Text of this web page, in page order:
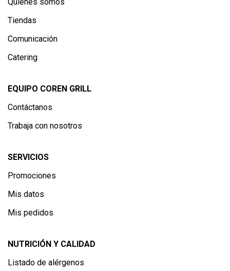
Quiénes somos
Tiendas
Comunicación
Catering
EQUIPO COREN GRILL
Contáctanos
Trabaja con nosotros
SERVICIOS
Promociones
Mis datos
Mis pedidos
NUTRICIÓN Y CALIDAD
Listado de alérgenos